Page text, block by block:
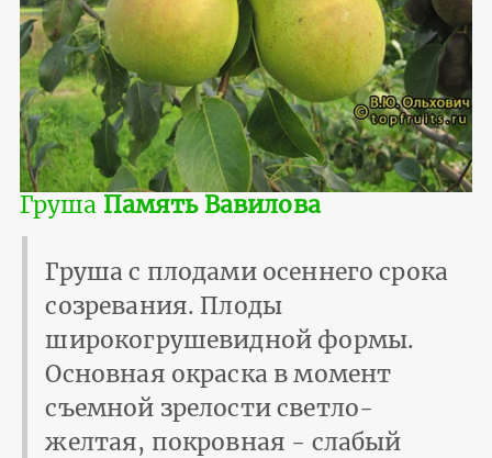
Груша Память Вавилова
Груша с плодами осеннего срока
созревания. Плоды
широкогрушевидной формы.
Основная окраска в момент
съемной зрелости светло-
желтая, покровная - слабый